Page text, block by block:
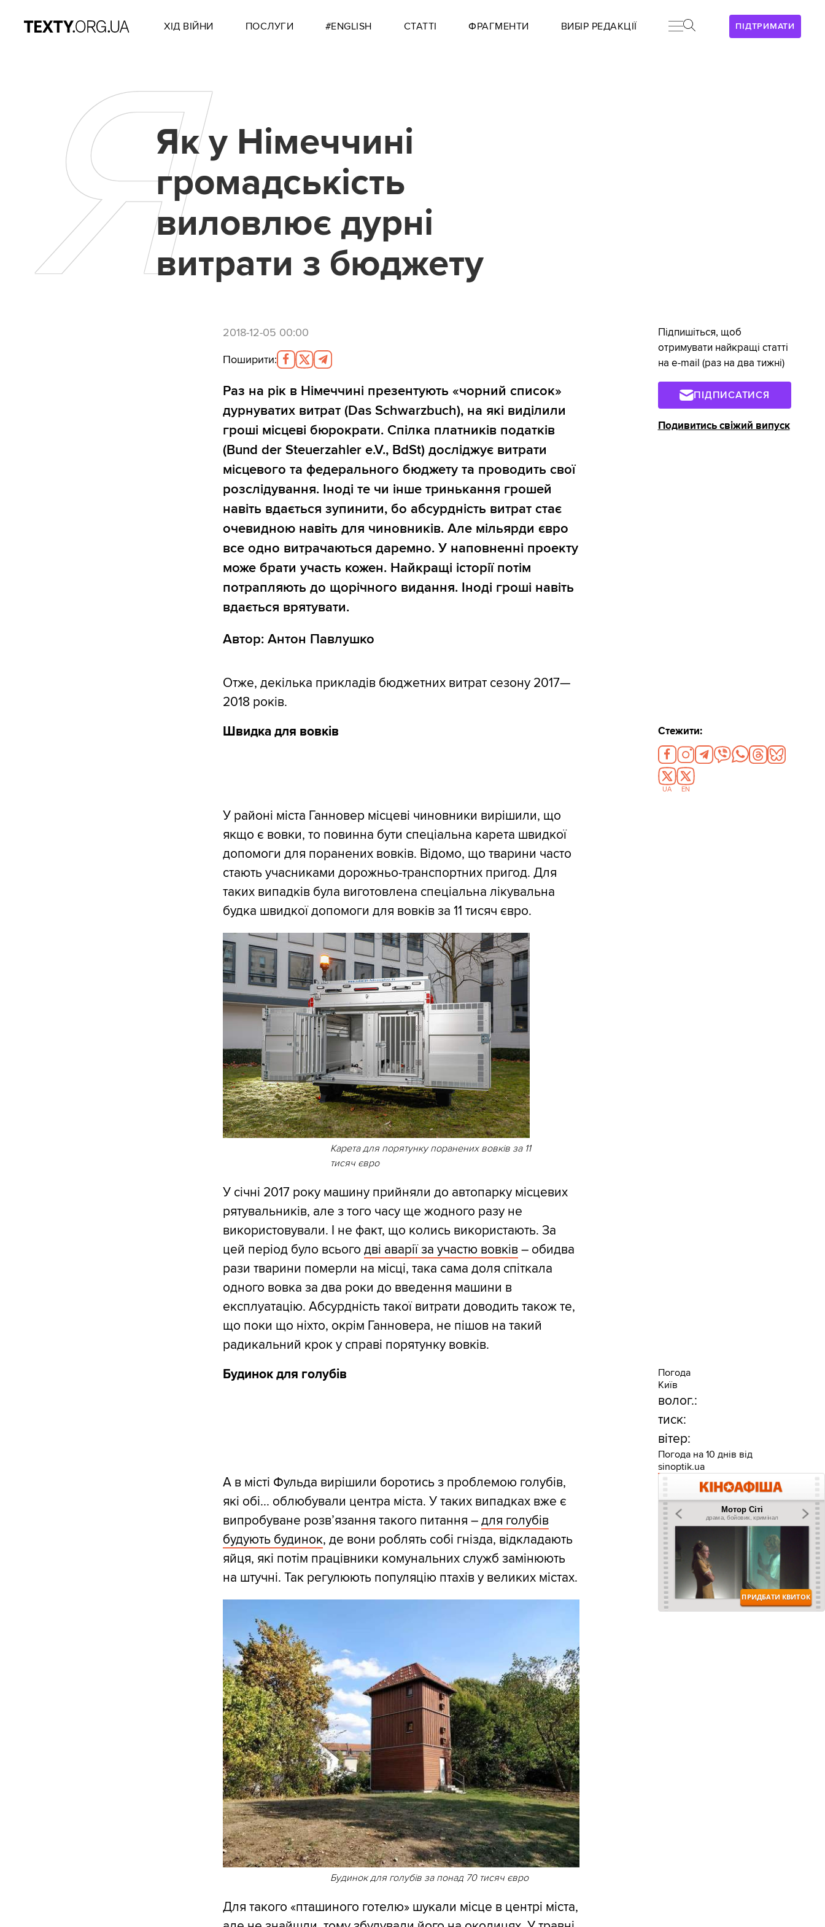
ПІДТРИМАТИ
ХІД ВІЙНИ ПОСЛУГИ #ENGLISH СТАТТІ ФРАГМЕНТИ ВИБІР РЕДАКЦІЇ
ЯЯк у Німеччині
громадськість
виловлює дурні
витрати з бюджету
2018-12-05 00:00
Поширити:
Раз на рік в Німеччині презентують «чорний список»
дурнуватих витрат (Das Schwarzbuch), на які виділили
гроші місцеві бюрократи. Спілка платників податків
(Bund der Steuerzahler e.V., BdSt) досліджує витрати
місцевого та федерального бюджету та проводить свої
розслідування. Іноді те чи інше тринькання грошей
навіть вдається зупинити, бо абсурдність витрат стає
очевидною навіть для чиновників. Але мільярди євро
все одно витрачаються даремно. У наповненні проекту
може брати участь кожен. Найкращі історії потім
потрапляють до щорічного видання. Іноді гроші навіть
вдається врятувати.
Автор: Антон Павлушко
Отже, декілька прикладів бюджетних витрат сезону 2017—
2018 років.
Швидка для вовків
У районі міста Ганновер місцеві чиновники вирішили, що
якщо є вовки, то повинна бути спеціальна карета швидкої
допомоги для поранених вовків. Відомо, що тварини часто
стають учасниками дорожньо-транспортних пригод. Для
таких випадків була виготовлена спеціальна лікувальна
будка швидкої допомоги для вовків за 11 тисяч євро.
Карета для порятунку поранених вовків за 11
тисяч євро
У січні 2017 року машину прийняли до автопарку місцевих
рятувальників, але з того часу ще жодного разу не
використовували. І не факт, що колись використають. За
цей період було всьогодві аварії за участю вовків – обидва
рази тварини померли на місці, така сама доля спіткала
одного вовка за два роки до введення машини в
експлуатацію. Абсурдність такої витрати доводить також те,
що поки що ніхто, окрім Ганновера, не пішов на такий
радикальний крок у справі порятунку вовків.
Будинок для голубів
А в місті Фульда вирішили боротись з проблемою голубів,
які обі... облюбували центра міста. У таких випадках вже є
випробуване розв’язання такого питання –для голубів
будують будинок, де вони роблять собі гнізда, відкладають
яйця, які потім працівники комунальних служб замінюють
на штучні. Так регулюють популяцію птахів у великих містах.
Будинок для голубів за понад 70 тисяч євро
Для такого «пташиного готелю» шукали місце в центрі міста,
Підпишіться, щоб
отримувати найкращі статті
на e-mail (раз на два тижні)
ПІДПИСАТИСЯ
Подивитись свіжий випуск
Стежити:
UA EN
Погода
Київ
волог.:
тиск:
вітер:
Погода на 10 днів від
sinoptik.ua